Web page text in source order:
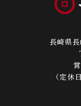
長崎県
（定休